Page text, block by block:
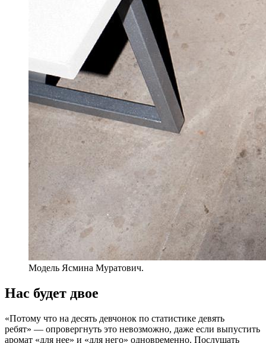
Модель Ясмина Муратович.
Нас будет двое
«Потому что на десять девчонок по статистике девять
ребят» — опровергнуть это невозможно, даже если выпустить
аромат «для нее» и «для него» одновременно. Послушать